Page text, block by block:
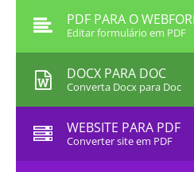
PDF PARA O
Editar formulário em PDF
DOCX PARA DOC
Converta Docx para Doc
WEBSITE PARA PDF
Converter site em PDF